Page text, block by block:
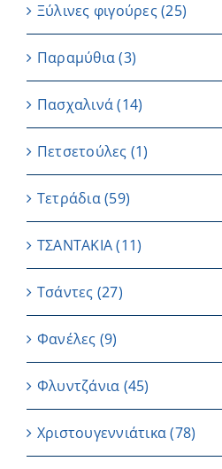
Ξύλινες φιγούρες(25)
Παραμύθια (3)
Πασχαλινά (14)
Πετσετούλες (1)
Τετράδια(59)
ΤΣΑΝΤΑΚΙΑ (11)
Τσάντες (27)
Φανέλες (9)
Φλυντζάνια (45)
Χριστουγεννιάτικα(78)